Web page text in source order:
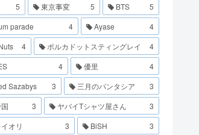
5 東京事変 5 BTS
5
parade
4 Ayase
4
4 ポルカドットスティングレイ
4
4 優里
4
Sazabys
3 三月のパンタシア
3
3 ヤバイTシャツ屋さん
3
オリ
3 BiSH
3